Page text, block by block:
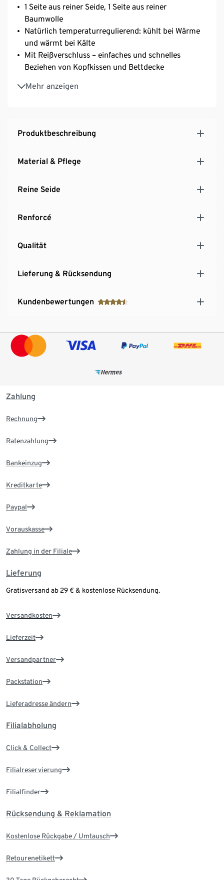
1 Seite aus reiner Seide, 1 Seite aus reiner
Baumwolle
Natürlich temperaturregulierend: kühlt bei Wärme
und wärmt bei Kälte
Mit Reißverschluss – einfaches und schnelles
Beziehen von Kopfkissen und Bettdecke
Mehr anzeigen
Rückseite aus Bio-Baumwolle
Angenehm weich – die ideale Basis für eine gute
Produktbeschreibung
Material & Pflege
Reine Seide
Renforcé
Qualität
Lieferung & Rücksendung
Kundenbewertungen
Zahlung
Rechnung
Ratenzahlung
Bankeinzug
Kreditkarte
Paypal
Vorauskasse
Zahlung in der Filiale
Lieferung
Gratisversand ab 29 € & kostenlose Rücksendung.
Versandkosten
Lieferzeit
Versandpartner
Packstation
Lieferadresse ändern
Filialabholung
Click & Collect
Filialreservierung
Filialfinder
Rücksendung & Reklamation
Kostenlose Rückgabe / Umtausch
Retourenetikett